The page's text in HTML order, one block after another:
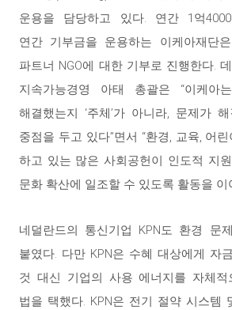
운용을 담당하고 있다. 연간 1억4000
연간 기부금을 운용하는 이케아재단
파트너 NGO에 대한 기부로 진행한다.
지속가능경영 아태 총괄은 “이케아
해결했는지 ‘주체’가 아니라, 문제가 해
중점을 두고 있다”면서 “환경, 교육, 어
하고 있는 많은 사회공헌이 인도적 지
문화 확산에 일조할 수 있도록 활동을 이
네덜란드의 통신기업 KPN도 환경 문
붙였다. 다만 KPN은 수혜 대상에게 자
것 대신 기업의 사용 에너지를 자체적
법을 택했다. KPN은 전기 절약 시스템